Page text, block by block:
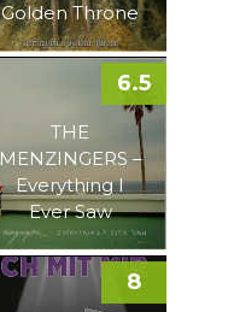
Golden Throne
THE
MENZINGERS –
Everything I
Ever Saw
6.5
8